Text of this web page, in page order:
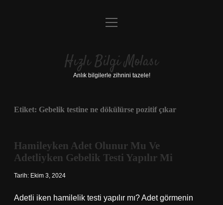
Anasayfa
Yasal Uyarı
menüyü
Hızlı Bilgi Molası
Anlık bilgilerle zihnini tazele!
Etiket: Gebelik testine ne dökülürse pozitif çıkar
Hamileyken Adet Olunur Mu Ve
Adetliyken Gebelik Testi Yapılır Mi
Tarih: Ekim 3, 2024
Adetli iken hamilelik testi yapılır mı? Adet görmenin